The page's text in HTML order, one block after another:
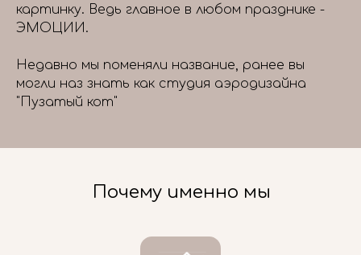
картинку. Ведь главное в любом празднике -
ЭМОЦИИ.
Недавно мы поменяли название, ранее вы
могли наз знать как студия аэродизайна
"Пузатый кот"
Почему именно мы